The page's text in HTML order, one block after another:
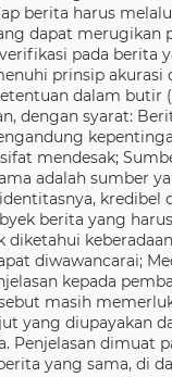
berita harus
dapat merugikan
pada berita
prinsip akurasi
dalam butir
dengan syarat:
mendesak;
adalah sumber
kredibel
berita yang harus
diwawancarai;
kepada
masih
yang diupayakan
Penjelasan dimuat
yang sama, di